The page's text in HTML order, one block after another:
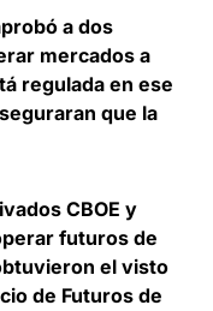
a dos
mercados a
regulada en ese
que la
CBOE y
futuros de
el visto
de Futuros de